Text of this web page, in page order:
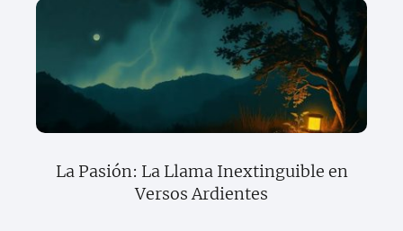
La Pasión: La Llama Inextinguible en
Versos Ardientes